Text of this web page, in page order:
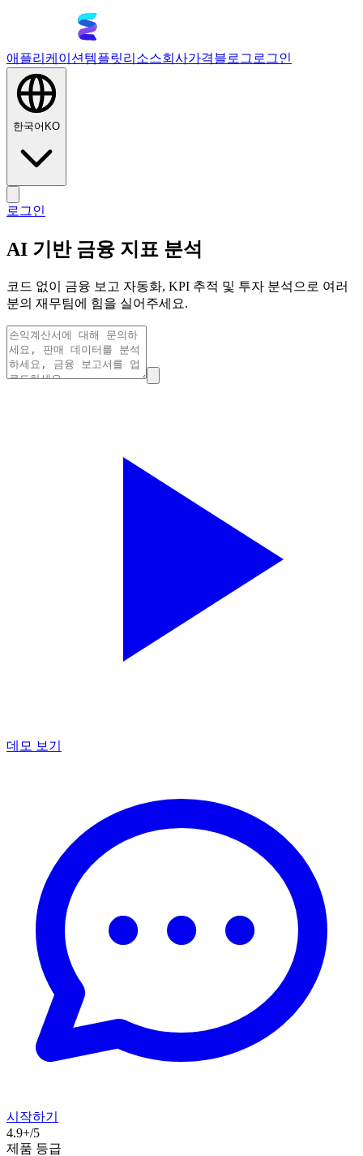
애플리케이션 템플릿리소스회사가격블로그 로그인
한국어 KO
로그인
AI 기반 금융 지표 분석
코드 없이 금융 보고 자동화, KPI 추적 및 투자 분석으로 여러
분의 재무팀에 힘을 실어주세요.
데모 보기
시작하기
4.9+/5
제품 등급